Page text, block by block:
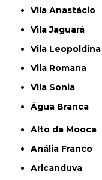
Vila Anastácio
Vila Jaguará
Vila Leopoldina
Vila Romana
Vila Sonia
Água Branca
Alto da Mooca
Anália Franco
Aricanduva